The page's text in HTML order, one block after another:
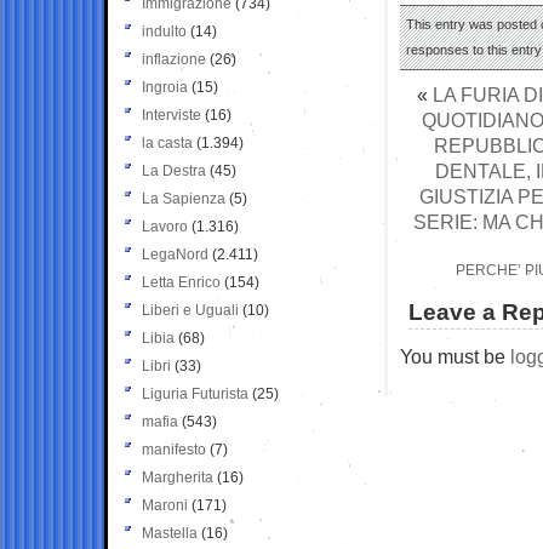
This entry was posted
responses to this
« LA FURIA
DENTALE,
GIUSTIZIA
SERIE: MA
PERCHE’
Leave a
You must be
Immigrazione (734)
indulto (14)
inflazione (26)
Ingroia (15)
Interviste (16)
la casta (1.394)
La Destra (45)
La Sapienza (5)
Lavoro (1.316)
LegaNord (2.411)
Letta Enrico (154)
Liberi e Uguali (10)
Libia (68)
Libri (33)
Liguria Futurista (25)
mafia (543)
manifesto (7)
Margherita (16)
Maroni (171)
Mastella (16)